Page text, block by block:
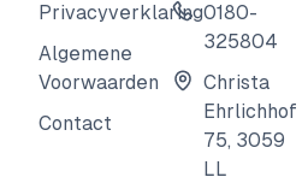
Privacyverklaring
Algemene
Voorwaarden
Contact
0180-
325804
Christa
Ehrlichhof
75, 3059
LL